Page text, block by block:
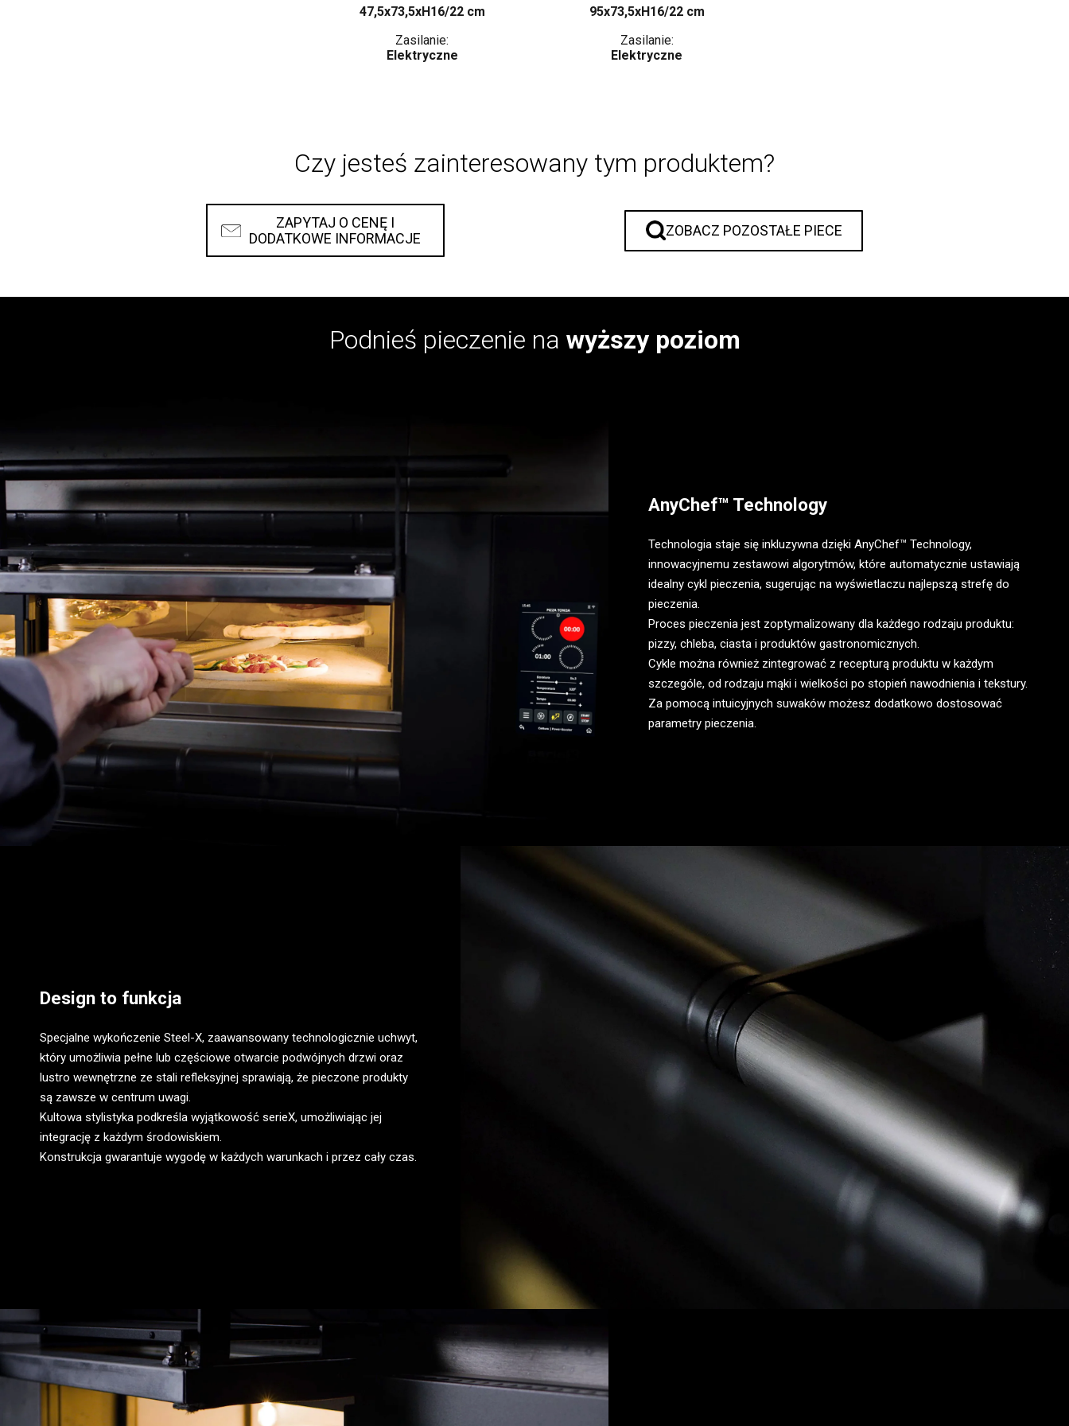
47,5x73,5xH16/22 cm
Zasilanie:
Elektryczne
95x73,5xH16/22 cm
Zasilanie:
Elektryczne
Czy jesteś zainteresowany tym produktem?
ZAPYTAJ O CENĘ I
DODATKOWE INFORMACJE
ZOBACZ POZOSTAŁE PIECE
Podnieś pieczenie na wyższy poziom
AnyChef™ Technology
Technologia staje się inkluzywna dzięki AnyChef™ Technology,
innowacyjnemu zestawowi algorytmów, które automatycznie ustawiają
idealny cykl pieczenia, sugerując na wyświetlaczu najlepszą strefę do
pieczenia.
Proces pieczenia jest zoptymalizowany dla każdego rodzaju produktu:
pizzy, chleba, ciasta i produktów gastronomicznych.
Cykle można również zintegrować z recepturą produktu w każdym
szczególe, od rodzaju mąki i wielkości po stopień nawodnienia i tekstury.
Za pomocą intuicyjnych suwaków możesz dodatkowo dostosować
parametry pieczenia.
Design to funkcja
Specjalne wykończenie Steel-X, zaawansowany technologicznie uchwyt,
który umożliwia pełne lub częściowe otwarcie podwójnych drzwi oraz
lustro wewnętrzne ze stali refleksyjnej sprawiają, że pieczone produkty
są zawsze w centrum uwagi.
Kultowa stylistyka podkreśla wyjątkowość serieX, umożliwiając jej
integrację z każdym środowiskiem.
Konstrukcja gwarantuje wygodę w każdych warunkach i przez cały czas.